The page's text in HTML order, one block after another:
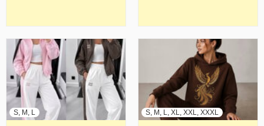
S, M, L S, M, L, XL, XXL, XXXL